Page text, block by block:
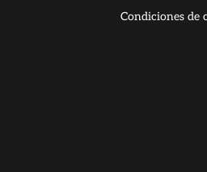
Condiciones de